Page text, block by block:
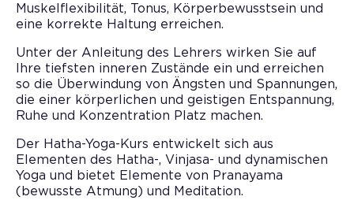
Muskelflexibilität, Tonus, Körperbewusstsein und
eine korrekte Haltung erreichen.
Unter der Anleitung des Lehrers wirken Sie auf
Ihre tiefsten inneren Zustände ein und erreichen
so die Überwindung von Ängsten und Spannungen,
die einer körperlichen und geistigen Entspannung,
Ruhe und Konzentration Platz machen.
Der Hatha-Yoga-Kurs entwickelt sich aus
Elementen des Hatha-, Vinjasa- und dynamischen
Yoga und bietet Elemente von Pranayama
(bewusste Atmung) und Meditation.